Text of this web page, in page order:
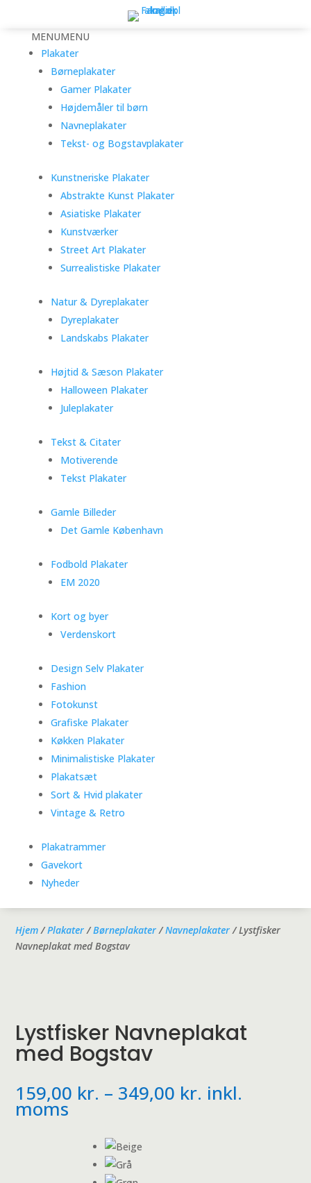
MENUMENU
Plakater
Børneplakater
Gamer Plakater
Højdemåler til børn
Navneplakater
Tekst- og Bogstavplakater
Kunstneriske Plakater
Abstrakte Kunst Plakater
Asiatiske Plakater
Kunstværker
Street Art Plakater
Surrealistiske Plakater
Natur & Dyreplakater
Dyreplakater
Landskabs Plakater
Højtid & Sæson Plakater
Halloween Plakater
Juleplakater
Tekst & Citater
Motiverende
Tekst Plakater
Gamle Billeder
Det Gamle København
Fodbold Plakater
EM 2020
Kort og byer
Verdenskort
Design Selv Plakater
Fashion
Fotokunst
Grafiske Plakater
Køkken Plakater
Minimalistiske Plakater
Plakatsæt
Sort & Hvid plakater
Vintage & Retro
Plakatrammer
Gavekort
Nyheder
Hjem/Plakater/Børneplakater/Navneplakater/ Lystfisker
Navneplakat med Bogstav
Lystfisker Navneplakat
med Bogstav
159,00 kr. – 349,00 kr. Prisinterval:
159,00 kr.
inkl.
moms